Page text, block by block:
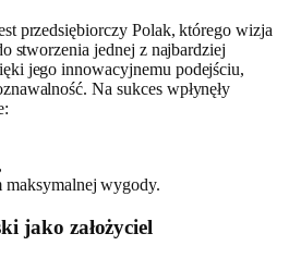
przedsiębiorczy Polak, którego wizja
stworzenia jednej z najbardziej
jego innowacyjnemu podejściu,
Na sukces wpłynęły
maksymalnej wygody.
jako założyciel